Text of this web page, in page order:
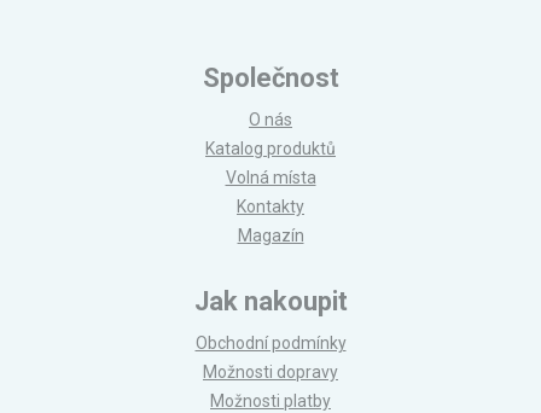
Společnost
O nás
Katalog produktů
Volná místa
Kontakty
Magazín
Jak nakoupit
Obchodní podmínky
Možnosti dopravy
Možnosti platby